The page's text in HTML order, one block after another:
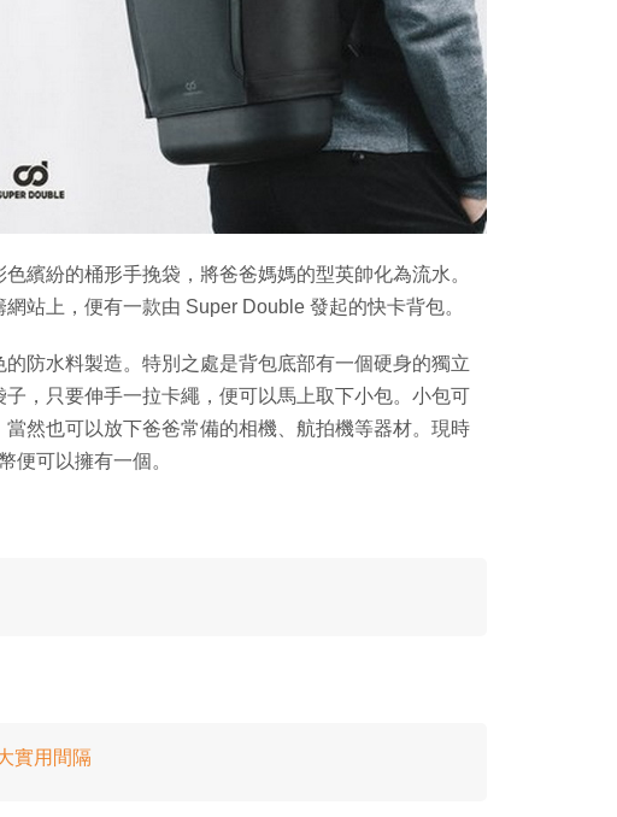
繽紛的桶形手挽袋，將爸爸媽媽的型英帥化為流水。
站上，便有一款由 Super Double 發起的快卡背包。
防水料製造。特別之處是背包底部有一個硬身的獨立
，只要伸手一拉卡繩，便可以馬上取下小包。小包可
然也可以放下爸爸常備的相機、航拍機等器材。現時
便可以擁有一個。
實用間隔